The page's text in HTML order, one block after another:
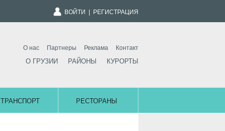
ВОЙТИ РЕГИСТРАЦИЯ
О нас Партнеры Реклама Контакт
О ГРУЗИИ РАЙОНЫ КУРОРТЫ
ТРАНСПОРТ РЕСТОРАНЫ